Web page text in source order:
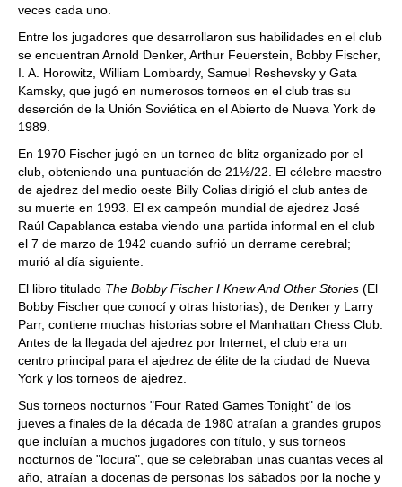
veces cada uno.
Entre los jugadores que desarrollaron sus habilidades en el club
se encuentran Arnold Denker, Arthur Feuerstein, Bobby Fischer,
I. A. Horowitz, William Lombardy, Samuel Reshevsky y Gata
Kamsky, que jugó en numerosos torneos en el club tras su
deserción de la Unión Soviética en el Abierto de Nueva York de
1989.
En 1970 Fischer jugó en un torneo de blitz organizado por el
club, obteniendo una puntuación de 21½/22. El célebre maestro
de ajedrez del medio oeste Billy Colias dirigió el club antes de
su muerte en 1993. El ex campeón mundial de ajedrez José
Raúl Capablanca estaba viendo una partida informal en el club
el 7 de marzo de 1942 cuando sufrió un derrame cerebral;
murió al día siguiente.
El libro titulado The Bobby Fischer I Knew And Other Stories (El
Bobby Fischer que conocí y otras historias), de Denker y Larry
Parr, contiene muchas historias sobre el Manhattan Chess Club.
Antes de la llegada del ajedrez por Internet, el club era un
centro principal para el ajedrez de élite de la ciudad de Nueva
York y los torneos de ajedrez.
Sus torneos nocturnos "Four Rated Games Tonight" de los
jueves a finales de la década de 1980 atraían a grandes grupos
que incluían a muchos jugadores con título, y sus torneos
nocturnos de "locura", que se celebraban unas cuantas veces al
año, atraían a docenas de personas los sábados por la noche y